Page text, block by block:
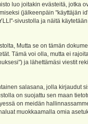
luo joitakin evästeitä, jotka
(jälkeenpäin "käyttäjän
sivustolla ja näitä
Mutta se on tämän
Tämä voi olla, mutta ei
ja lähettämäsi viestit
salasana, jolla kirjaudut
on suojattu sen maan
on meidän
muokkaamalla omia